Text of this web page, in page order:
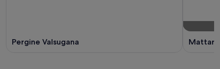
Pergine Valsugana